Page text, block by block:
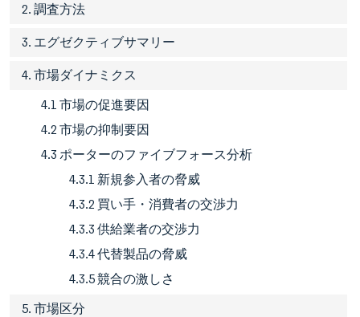
2. 調査方法
3. エグゼクティブサマリー
4. 市場ダイナミクス
4.1 市場の促進要因
4.2 市場の抑制要因
4.3 ポーターのファイブフォース分析
4.3.1 新規参入者の脅威
4.3.2 買い手・消費者の交渉力
4.3.3 供給業者の交渉力
4.3.4 代替製品の脅威
4.3.5 競合の激しさ
5. 市場区分